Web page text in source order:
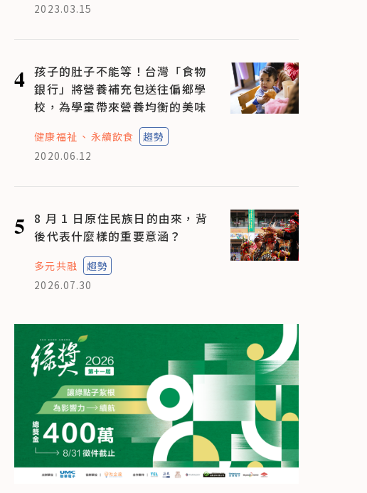
2023.03.15
4 孩子的肚子不能等！台灣「食物
銀行」將營養補充包送往偏鄉學
校，為學童帶來營養均衡的美味
健康福祉 永續飲食
趨勢
2020.06.12
5
8 月 1 日原住民族日的由來，背
後代表什麼樣的重要意涵？
多元共融
趨勢
2026.07.30